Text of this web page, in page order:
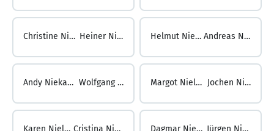
Christine Niehues ... Heiner Niehüser Helmut Niehüser ... Andreas Niekamp
Andy Niekamp ... Wolfgang Niel Margot Nielaba ... Jochen Nielen
Karen Nielen ... Cristina Nielsen Dagmar Nielsen ... Jürgen Nielsen